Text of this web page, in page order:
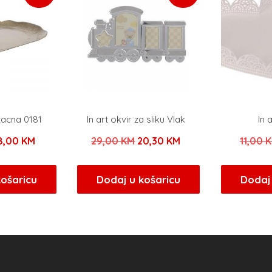
0181
KM
je:
18,00 KM.
In art okvir za sliku Vlak
29,00KM Izvorna
bila
je:
20,30 KM
20,30 KM.
Dodaj u košaricu
In
11,00